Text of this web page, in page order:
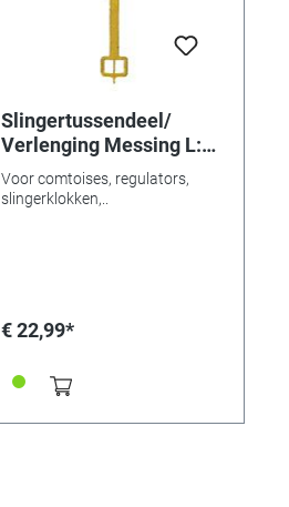
Slingertussendeel/
Verlenging Messing L:
105mm
Voor comtoises, regulators,
slingerklokken,..
€ 22,99*